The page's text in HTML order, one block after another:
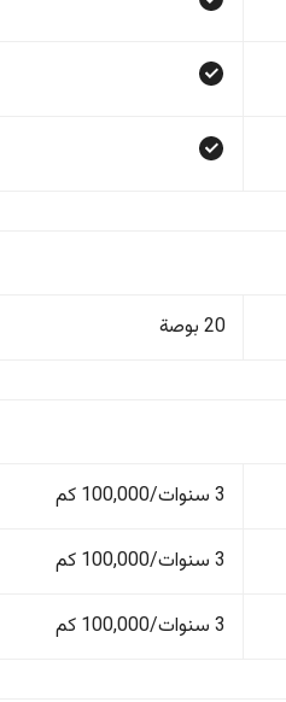
20 بوصة
3 سنوات/100,000 كم
3 سنوات/100,000 كم
3 سنوات/100,000 كم